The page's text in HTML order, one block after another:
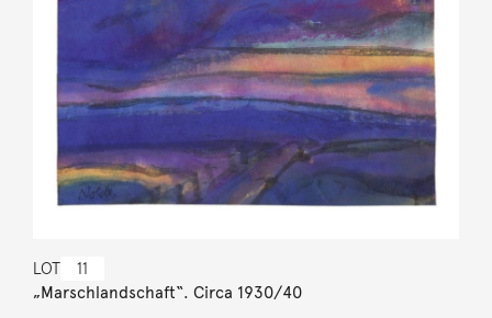
LOT 11
„Marschlandschaft“. Circa 1930/40